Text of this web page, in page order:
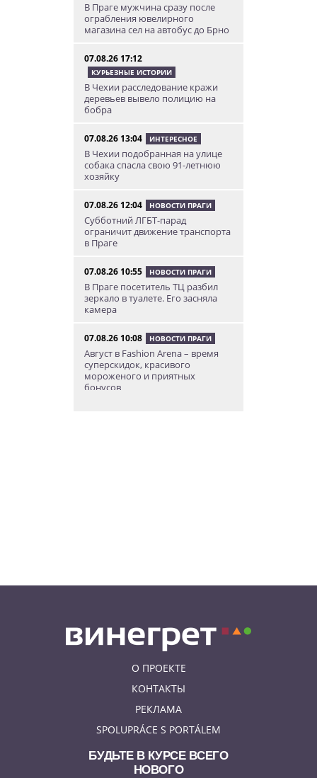
В Праге мужчина сразу после
ограбления ювелирного
магазина сел на автобус до Брно
07.08.26 17:12
КУРЬЕЗНЫЕ ИСТОРИИ
В Чехии расследование кражи
деревьев вывело полицию на
бобра
07.08.26 13:04 ИНТЕРЕСНОЕ
В Чехии подобранная на улице
собака спасла свою 91-летнюю
хозяйку
07.08.26 12:04 НОВОСТИ ПРАГИ
Субботний ЛГБТ-парад
ограничит движение транспорта
в Праге
07.08.26 10:55 НОВОСТИ ПРАГИ
В Праге посетитель ТЦ разбил
зеркало в туалете. Его засняла
камера
07.08.26 10:08 НОВОСТИ ПРАГИ
Август в Fashion Arena – время
суперскидок, красивого
мороженого и приятных
бонусов
Молотова» в дом с ребенком
О ПРОЕКТЕ
КОНТАКТЫ
РЕКЛАМА
SPOLUPRÁCE S PORTÁLEM
БУДЬТЕ В КУРСЕ ВСЕГО
НОВОГО